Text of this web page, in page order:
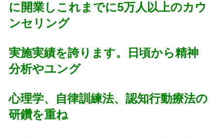
に開業しこれまでに5万人以上のカウ
ンセリング
実施実績を誇ります。日頃から精神
分析やユング
心理学、自律訓練法、認知行動療法の
研鑽を重ね